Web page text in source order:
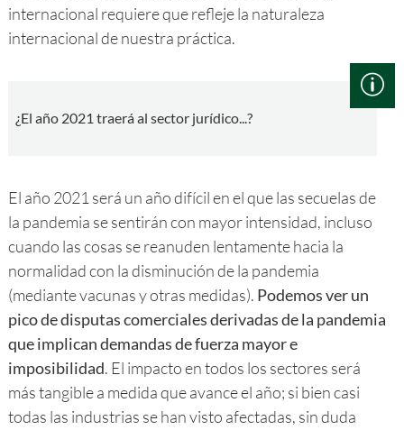
internacional requiere que refleje la naturaleza
internacional de nuestra práctica.
¿El año 2021 traerá al sector jurídico...?
El año 2021 será un año difícil en el que las secuelas de
la pandemia se sentirán con mayor intensidad, incluso
cuando las cosas se reanuden lentamente hacia la
normalidad con la disminución de la pandemia
(mediante vacunas y otras medidas). Podemos ver un
pico de disputas comerciales derivadas de la pandemia
que implican demandas de fuerza mayor e
imposibilidad. El impacto en todos los sectores será
más tangible a medida que avance el año; si bien casi
todas las industrias se han visto afectadas, sin duda